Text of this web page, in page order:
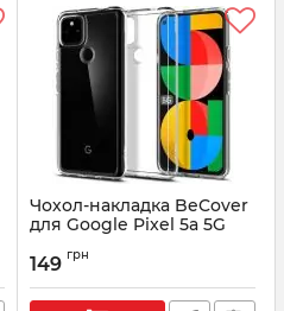
Чохол-накладка BeCover
для Google Pixel 5a 5G
Артикул:
149 грн